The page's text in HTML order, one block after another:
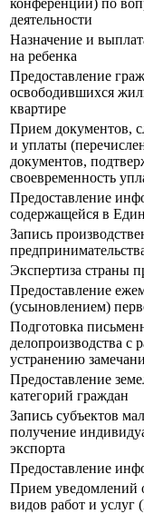
конференции) по
деятельности
Назначение и
на ребенка
Предоставление
освободившихся
квартире
Прием документов,
и уплаты
документов,
своевременность
Предоставление
содержащейся в
Запись
Экспертиза страны
Предоставление
(усыновлением)
Подготовка
делопроизводства с
устранению
Предоставление
категорий граждан
Запись субъектов
получение
экспорта
Предоставление
Прием уведомлений
видов работ и услуг